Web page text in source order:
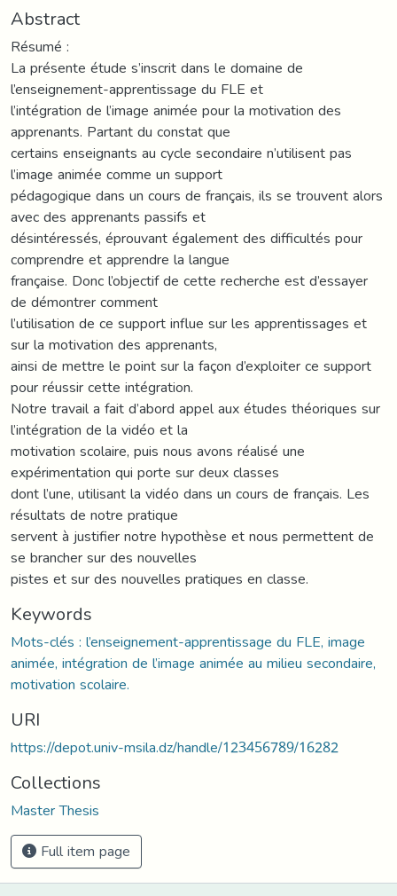
Abstract
Résumé :
La présente étude s’inscrit dans le domaine de
l’enseignement-apprentissage du FLE et
l’intégration de l’image animée pour la motivation des
apprenants. Partant du constat que
certains enseignants au cycle secondaire n’utilisent pas
l’image animée comme un support
pédagogique dans un cours de français, ils se trouvent alors
avec des apprenants passifs et
désintéressés, éprouvant également des difficultés pour
comprendre et apprendre la langue
française. Donc l’objectif de cette recherche est d’essayer
de démontrer comment
l’utilisation de ce support influe sur les apprentissages et
sur la motivation des apprenants,
ainsi de mettre le point sur la façon d’exploiter ce support
pour réussir cette intégration.
Notre travail a fait d’abord appel aux études théoriques sur
l’intégration de la vidéo et la
motivation scolaire, puis nous avons réalisé une
expérimentation qui porte sur deux classes
dont l’une, utilisant la vidéo dans un cours de français. Les
résultats de notre pratique
servent à justifier notre hypothèse et nous permettent de
se brancher sur des nouvelles
pistes et sur des nouvelles pratiques en classe.
Keywords
Mots-clés : l’enseignement-apprentissage du FLE, image
animée, intégration de l’image animée au milieu secondaire,
motivation scolaire.
URI
https://depot.univ-msila.dz/handle/123456789/16282
Collections
Master Thesis
Full item page